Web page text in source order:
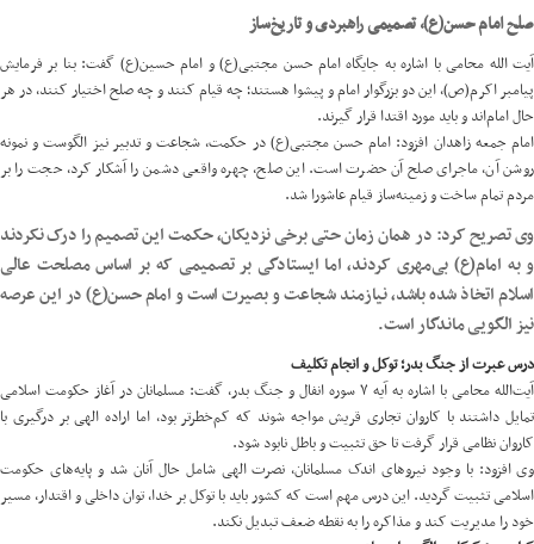
صلح امام حسن(ع)، تصمیمی راهبردی و تاریخ‌ساز
آیت الله محامی با اشاره به جایگاه امام حسن مجتبی(ع) و امام حسین(ع) گفت: بنا بر فرمایش
پیامبر اکرم(ص)، این دو بزرگوار امام و پیشوا هستند؛ چه قیام کنند و چه صلح اختیار کنند، در هر
حال امام‌اند و باید مورد اقتدا قرار گیرند.
امام جمعه زاهدان افزود: امام حسن مجتبی(ع) در حکمت، شجاعت و تدبیر نیز الگوست و نمونه
روشن آن، ماجرای صلح آن حضرت است. این صلح، چهره واقعی دشمن را آشکار کرد، حجت را بر
مردم تمام ساخت و زمینه‌ساز قیام عاشورا شد.
وی تصریح کرد: در همان زمان حتی برخی نزدیکان، حکمت این تصمیم را درک نکردند
و به امام(ع) بی‌مهری کردند، اما ایستادگی بر تصمیمی که بر اساس مصلحت عالی
اسلام اتخاذ شده باشد، نیازمند شجاعت و بصیرت است و امام حسن(ع) در این عرصه
نیز الگویی ماندگار است.
درس عبرت از جنگ بدر؛ توکل و انجام تکلیف
آیت‌الله محامی با اشاره به آیه ۷ سوره انفال و جنگ بدر، گفت: مسلمانان در آغاز حکومت اسلامی
تمایل داشتند با کاروان تجاری قریش مواجه شوند که کم‌خطرتر بود، اما اراده الهی بر درگیری با
کاروان نظامی قرار گرفت تا حق تثبیت و باطل نابود شود.
وی افزود: با وجود نیروهای اندک مسلمانان، نصرت الهی شامل حال آنان شد و پایه‌های حکومت
اسلامی تثبیت گردید. این درس مهم است که کشور باید با توکل بر خدا، توان داخلی و اقتدار، مسیر
خود را مدیریت کند و مذاکره را به نقطه ضعف تبدیل نکند.